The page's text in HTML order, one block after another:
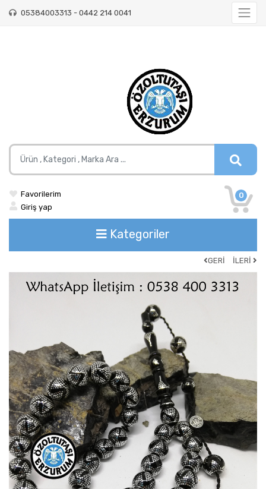
05384003313 - 0442 214 0041
0
Favorilerim
Giriş yap
Kategoriler
GERİ İLERİ